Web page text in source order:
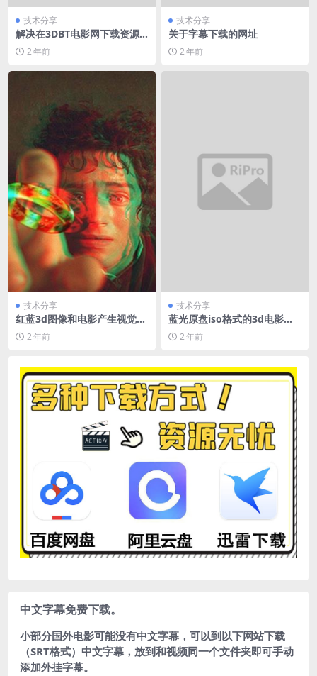
技术分享
解决在3DBT电影网下载资源
速度很慢或者没有速度的问题
2 年前
技术分享
关于字幕下载的网址
2 年前
技术分享
红蓝3d图像和电影产生视觉立
体感原理解析
2 年前
技术分享
蓝光原盘iso格式的3d电影怎
么播放，怎么打开iso格式的文
件 2 年前
中文字幕免费下载。
小部分国外电影可能没有中文字幕，可以到以下网站下载
（SRT格式）中文字幕，放到和视频同一个文件夹即可手动
添加外挂字幕。